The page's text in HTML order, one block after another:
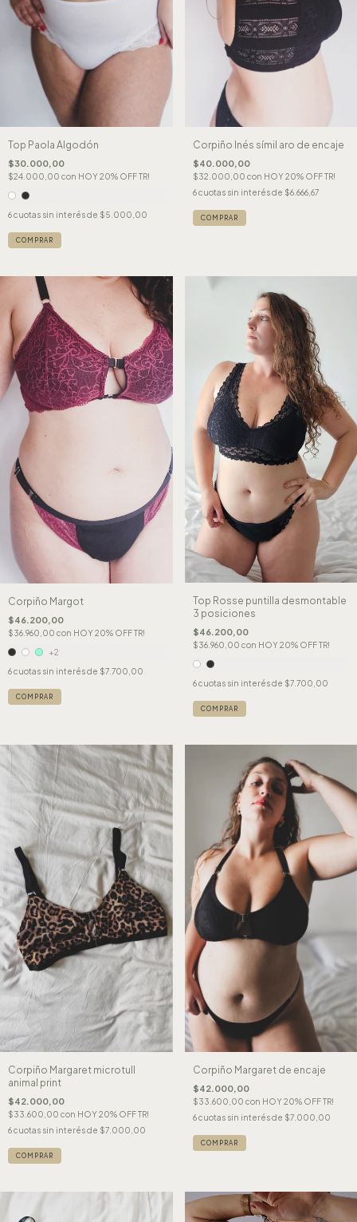
Top Paola Algodón
$30.000,00
$24.000,00 con HOY 20% OFF TR!
6cuotas sin interés de $5.000,00
COMPRAR
Corpiño Inés símil aro de encaje
$40.000,00
$32.000,00 con HOY 20% OFF TR!
6 cuotas sin interés de $6.666,67
COMPRAR
Corpiño Margot
$46.200,00
$36.960,00 con HOY 20% OFF TR!
+2
6cuotas sin interés de $7.700,00
COMPRAR
Top Rosse puntilla desmontable
3 posiciones
$46.200,00
$36.960,00 con HOY 20% OFF TR!
6 cuotas sin interés de $7.700,00
COMPRAR
Corpiño Margaret microtull
animal print
$42.000,00
$33.600,00 con HOY 20% OFF TR!
6cuotas sin interés de $7.000,00
COMPRAR
Corpiño Margaret de encaje
$42.000,00
$33.600,00 con HOY 20% OFF TR!
6 cuotas sin interés de $7.000,00
COMPRAR